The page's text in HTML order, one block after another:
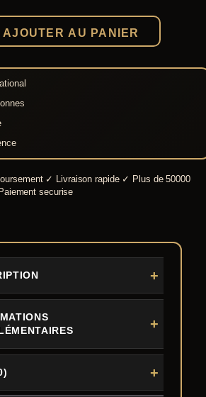
AJOUTER AU PANIER
✓ Livraison rapide ✓ Plus de 50000
Paiement securise